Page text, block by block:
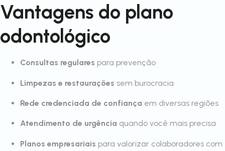
Vantagens do plano
odontológico
Consultas regulares para prevenção
Limpezas e restaurações sem burocracia
Rede credenciada de confiança em diversas regiões
Atendimento de urgência quando você mais precisa
Planos empresariais para valorizar colaboradores com